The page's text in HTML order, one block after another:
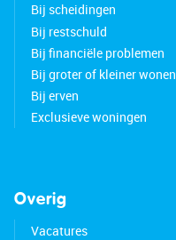
Bij scheidingen
Bij restschuld
Bij financiële problemen
Bij groter of kleiner wonen
Bij erven
Exclusieve woningen
Overig
Vacatures